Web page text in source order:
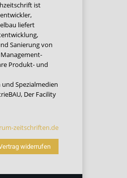
ist
liefert
Sanierung von
Produkt- und
Spezialmedien
, Der Facility
zeitschriften.de
widerrufen